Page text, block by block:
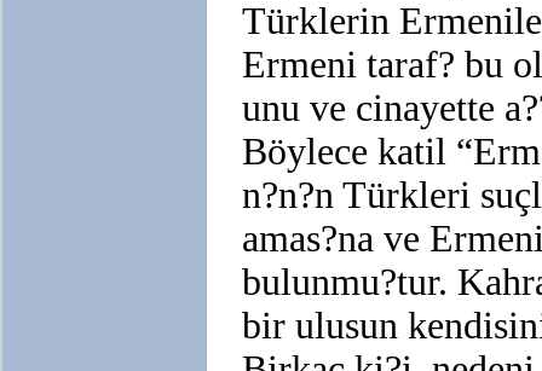
Türklerin
Ermeni taraf? bu
unu ve cinayette
Böylece katil
n?n?n Türkleri
amas?na ve
bulunmu?tur.
bir ulusun